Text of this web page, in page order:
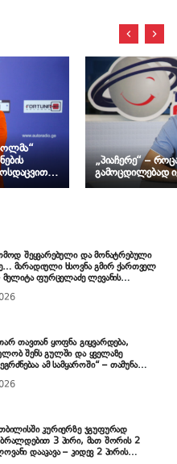
„პიაჩერე“ –
გამოცდილებად
შეყვარებული და მონატრებული
მარადიული ხსოვნა გმირ ქართველ
მელიტა ფურცელაძე ლევანის
გმირულად დაღუპულ ჯარისკაცებს
თავთან ყოფნა გიყვარდება,
შენს გულში და ყველაზე
ამ სამყაროში“ – თამუნა
კურიერზე ჯგუფურად
3 პირი, მათ შორის 2
დააკავა – კიდევ 2 პირის